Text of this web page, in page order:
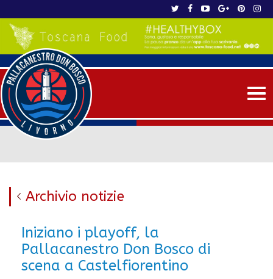
Archivio notizie
Iniziano i playoff, la
Pallacanestro Don Bosco di
scena a Castelfiorentino